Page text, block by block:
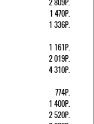
1 470Р.
1 336Р.
1 161Р.
2 019Р.
4 310Р.
774Р.
1 400Р.
2 520Р.